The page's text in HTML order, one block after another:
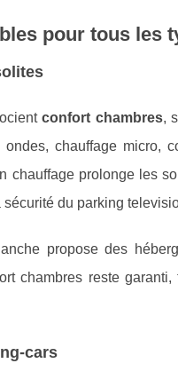
pour tous les
confort chambres,
chauffage micro,
chauffage prolonge les
du parking
propose des
chambres reste
cars